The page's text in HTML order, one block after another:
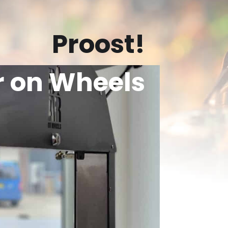
Proost!
on Wheels